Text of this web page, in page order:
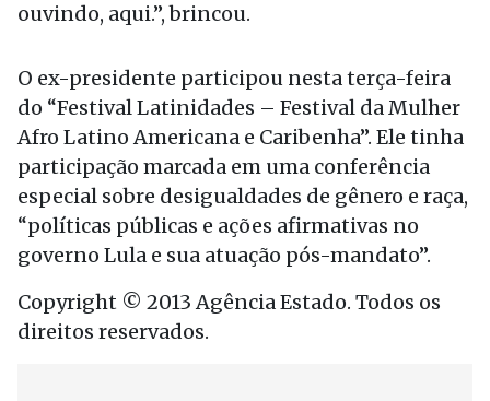
ouvindo, aqui.”, brincou.
O ex-presidente participou nesta terça-feira
do “Festival Latinidades – Festival da Mulher
Afro Latino Americana e Caribenha”. Ele tinha
participação marcada em uma conferência
especial sobre desigualdades de gênero e raça,
“políticas públicas e ações afirmativas no
governo Lula e sua atuação pós-mandato”.
Copyright © 2013 Agência Estado. Todos os
direitos reservados.